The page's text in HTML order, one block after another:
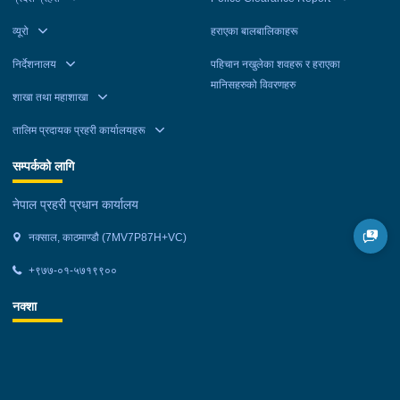
व्यूरो
निर्देशनालय
शाखा तथा महाशाखा
तालिम प्रदायक प्रहरी कार्यालयहरू
हराएका बालबालिकाहरू
पहिचान नखुलेका शवहरू र हराएका
मानिसहरुको विवरणहरु
सम्पर्कको लागि
नेपाल प्रहरी प्रधान कार्यालय
नक्साल, काठमाण्डौ (7MV7P87H+VC)
+९७७-०१-५७१९९००
नक्शा